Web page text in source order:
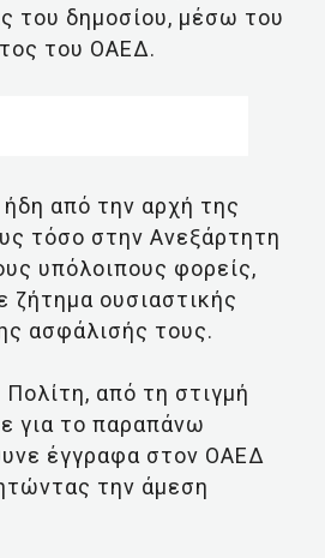
του δημοσίου, μέσω του
του ΟΑΕΔ.
από την αρχή της
τόσο στην Ανεξάρτητη
υπόλοιπους φορείς,
ζήτημα ουσιαστικής
ασφάλισής τους.
από τη στιγμή
για το παραπάνω
έγγραφα στον ΟΑΕΔ
την άμεση